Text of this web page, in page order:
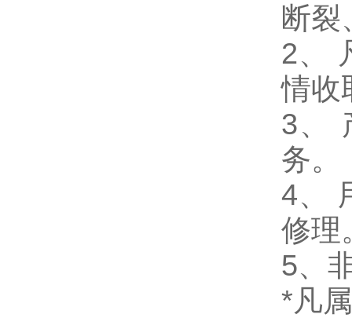
断裂
2、
情收
3、
务。
4、
修理
5、
*凡